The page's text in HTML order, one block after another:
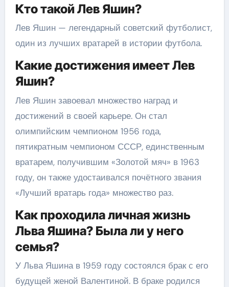
Кто такой Лев Яшин?
Лев Яшин — легендарный советский футболист,
один из лучших вратарей в истории футбола.
Какие достижения имеет Лев
Яшин?
Лев Яшин завоевал множество наград и
достижений в своей карьере. Он стал
олимпийским чемпионом 1956 года,
пятикратным чемпионом СССР, единственным
вратарем, получившим «Золотой мяч» в 1963
году, он также удостаивался почётного звания
«Лучший вратарь года» множество раз.
Как проходила личная жизнь
Льва Яшина? Была ли у него
семья?
У Льва Яшина в 1959 году состоялся брак с его
будущей женой Валентиной. В браке родился